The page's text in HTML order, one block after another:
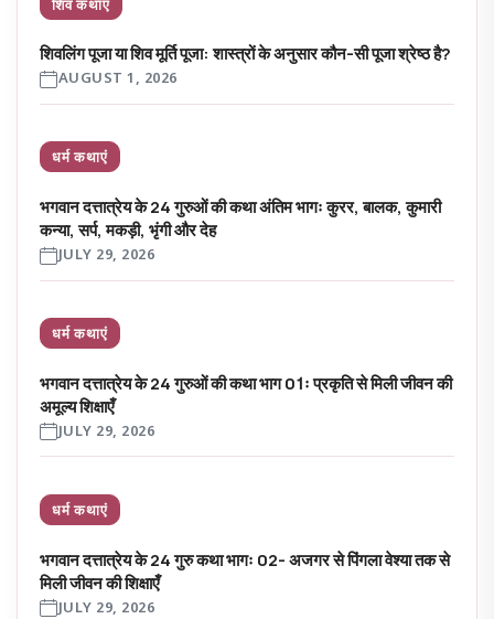
शिव कथाएं
शिवलिंग पूजा या शिव मूर्ति पूजा: शास्त्रों के अनुसार कौन-सी पूजा श्रेष्ठ है?
AUGUST 1, 2026
धर्म कथाएं
भगवान दत्तात्रेय के 24 गुरुओं की कथा अंतिम भागः कुरर, बालक, कुमारी
कन्या, सर्प, मकड़ी, भृंगी और देह
JULY 29, 2026
धर्म कथाएं
भगवान दत्तात्रेय के 24 गुरुओं की कथा भाग 01ः प्रकृति से मिली जीवन की
अमूल्य शिक्षाएँ
JULY 29, 2026
धर्म कथाएं
भगवान दत्तात्रेय के 24 गुरु कथा भागः 02- अजगर से पिंगला वेश्या तक से
मिली जीवन की शिक्षाएँ
JULY 29, 2026